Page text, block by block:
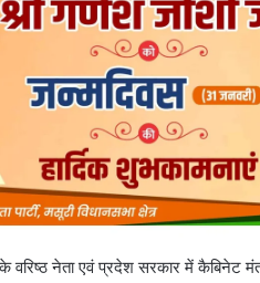
के वरिष्ठ नेता एवं प्रदेश सरकार में